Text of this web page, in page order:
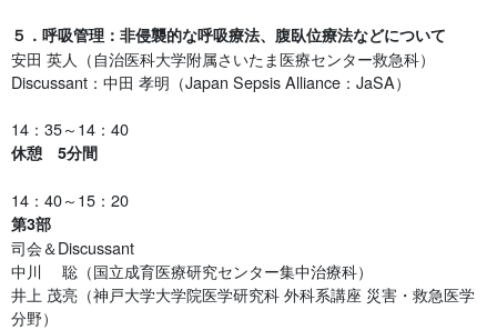
５．呼吸管理：非侵襲的な呼吸療法、腹臥位療法などについて
安田 英人（自治医科大学附属さいたま医療センター救急科）
Discussant：中田 孝明（Japan Sepsis Alliance：JaSA）
14：35～14：40
休憩 5分間
14：40～15：20
第3部
司会＆Discussant
中川 聡（国立成育医療研究センター集中治療科）
井上 茂亮（神戸大学大学院医学研究科 外科系講座 災害・救急医学
分野）